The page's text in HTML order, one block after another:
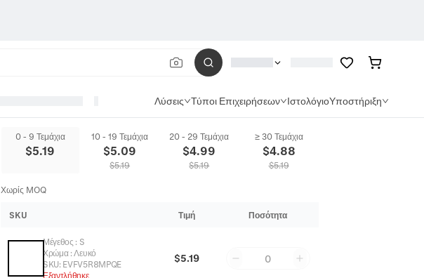
Λύσεις Τύποι Επιχειρήσεων ΙστολόγιοΥποστήριξη
0 - 9 Τεμάχια
$5.19
10 - 19 Τεμάχια
$5.09
$5.19
20 - 29 Τεμάχια
$4.99
$5.19
≥ 30 Τεμάχια
$4.88
$5.19
Χωρίς MOQ
SKU Τιμή Ποσότητα
Μέγεθος : S
Χρώμα:Λευκό
SKU: EVFV5R8MPQE
Εξαντλήθηκε
$5.19 0